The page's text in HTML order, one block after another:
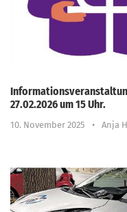
27.02.2026 um 15 Uhr.
10. November 2025 • Anja